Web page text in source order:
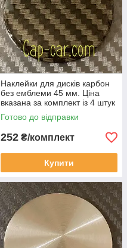
Наклейки для дисків карбон
без емблеми 45 мм. Ціна
вказана за комплект із 4 штук
Готово до відправки
252 ₴/комплект
Купити